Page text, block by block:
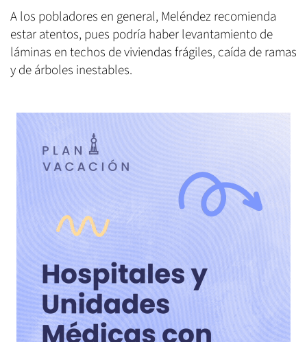
A los pobladores en general, Meléndez recomienda
estar atentos, pues podría haber levantamiento de
láminas en techos de viviendas frágiles, caída de ramas
y de árboles inestables.